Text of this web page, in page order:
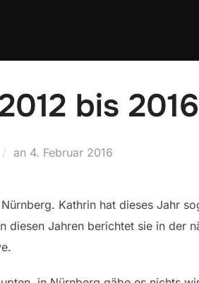
bis 2016
an Veröffentlicht
4. Februar 2016
Kathrin hat dieses Jahr
diesen Jahren berichtet sie in der